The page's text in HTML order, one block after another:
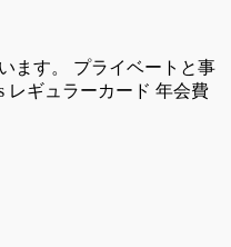
ます。 プライベートと事
レギュラーカード 年会費